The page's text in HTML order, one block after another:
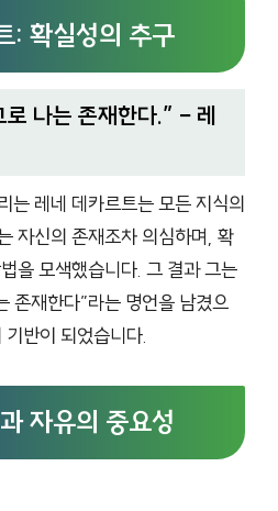
: 확실성의 추구
나는 존재한다.” – 레
는 레네 데카르트는 모든 지식의
자신의 존재조차 의심하며, 확
을 모색했습니다. 그 결과 그는
존재한다”라는 명언을 남겼으
반이 되었습니다.
자유의 중요성